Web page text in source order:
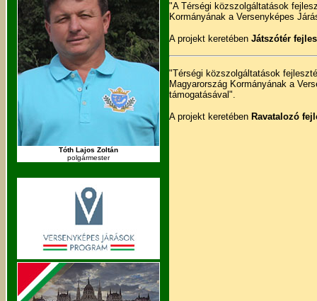
Tóth Lajos Zoltán
polgármester
"A Térségi közszolgáltatások
Kormányának a Versenyképes
A projekt keretében Játszótér
"Térségi közszolgáltatások
Magyarország Kormányának a
támogatásával".
A projekt keretében Ravatalozó